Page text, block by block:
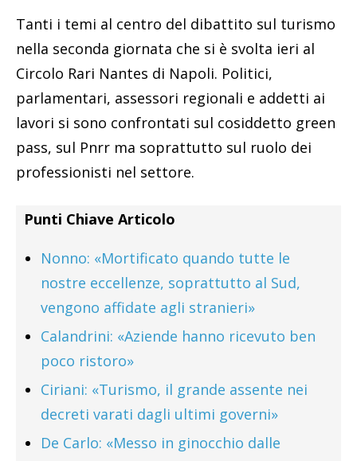
Tanti i temi al centro del dibattito sul turismo
nella seconda giornata che si è svolta ieri al
Circolo Rari Nantes di Napoli. Politici,
parlamentari, assessori regionali e addetti ai
lavori si sono confrontati sul cosiddetto green
pass, sul Pnrr ma soprattutto sul ruolo dei
professionisti nel settore.
Punti Chiave Articolo
Nonno: «Mortificato quando tutte le
nostre eccellenze, soprattutto al Sud,
vengono affidate agli stranieri»
Calandrini: «Aziende hanno ricevuto ben
poco ristoro»
Ciriani: «Turismo, il grande assente nei
decreti varati dagli ultimi governi»
De Carlo: «Messo in ginocchio dalle